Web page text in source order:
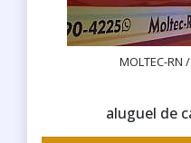
MOLTEC-RN
aluguel de